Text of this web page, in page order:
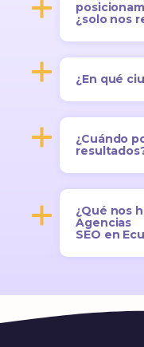
¿solo nos
¿En qué
¿Cuándo
¿Qué nos
Agencias
SEO en